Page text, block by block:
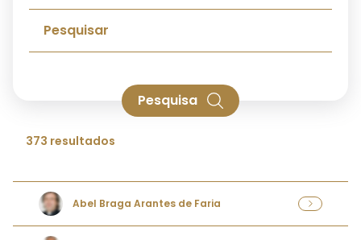
Pesquisa
373 resultados
Abel Braga Arantes de Faria